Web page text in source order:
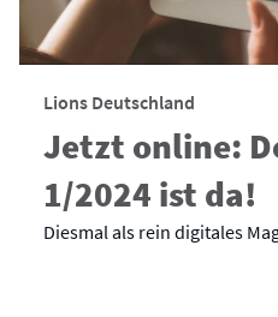
Lions Deutschland
Jetzt online:
1/2024 ist da!
Diesmal als rein digitales